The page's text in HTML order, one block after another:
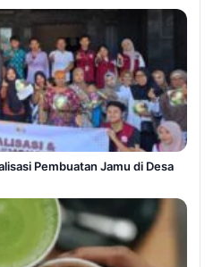
Pembuatan Jamu di Desa